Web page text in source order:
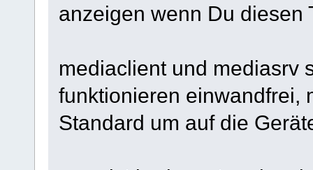
anzeigen wenn Du diesen
mediaclient und mediasrv
funktionieren einwandfrei,
Standard um auf die